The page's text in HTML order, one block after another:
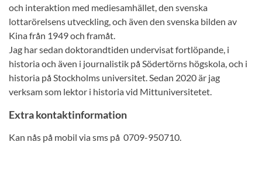
och interaktion med mediesamhället, den svenska
lottarörelsens utveckling, och även den svenska bilden av
Kina från 1949 och framåt.
Jag har sedan doktorandtiden undervisat fortlöpande, i
historia och även i journalistik på Södertörns högskola, och i
historia på Stockholms universitet. Sedan 2020 är jag
verksam som lektor i historia vid Mittuniversitetet.
Extra kontaktinformation
Kan nås på mobil via sms på 0709-950710.